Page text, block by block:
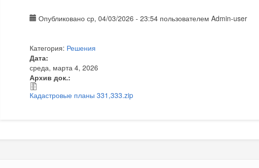
Опубликовано ср, 04/03/2026 - 23:54 пользователемAdmin-user
Категория: Решения
Дата:
среда, марта 4, 2026
Архив док.:
Кадастровые планы 331,333.zip